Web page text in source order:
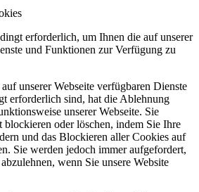
erforderlich, um Ihnen die auf unserer
und Funktionen zur Verfügung zu
unserer Webseite verfügbaren Dienste
erforderlich sind, hat die Ablehnung
unserer Webseite. Sie
blockieren oder löschen, indem Sie Ihre
und das Blockieren aller Cookies auf
Sie werden jedoch immer aufgefordert,
wenn Sie unsere Website